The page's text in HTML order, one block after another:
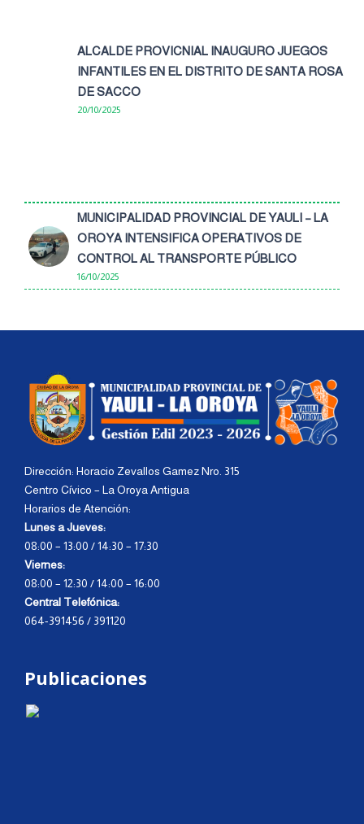
ALCALDE PROVICNIAL INAUGURO JUEGOS
INFANTILES EN EL DISTRITO DE SANTA ROSA
DE SACCO
20/10/2025
MUNICIPALIDAD PROVINCIAL DE YAULI – LA
OROYA INTENSIFICA OPERATIVOS DE
CONTROL AL TRANSPORTE PÚBLICO
16/10/2025
Dirección: Horacio Zevallos Gamez Nro. 315
Centro Cívico – La Oroya Antigua
Horarios de Atención:
Lunes a Jueves:
08:00 – 13:00 / 14:30 – 17:30
Viernes:
08:00 – 12:30 / 14:00 – 16:00
Central Telefónica:
064-391456 / 391120
Publicaciones